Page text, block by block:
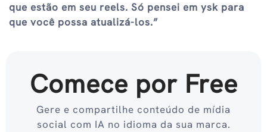
que estão em seu reels. Só pensei em ysk para
que você possa atualizá-los.”
Comece por Free
Gere e compartilhe conteúdo de mídia
social com IA no idioma da sua marca.